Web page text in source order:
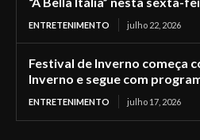
ENTRETENIMENTO julho 22, 2026
Festival de Inverno começa
Inverno e segue com
ENTRETENIMENTO julho 17, 2026